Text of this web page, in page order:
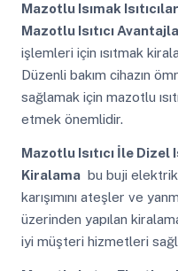
Mazotlu Isımak Isıtıcılar
Mazotlu Isıtıcı
işlemleri için ısıtmak
Düzenli bakım cihazın
sağlamak için mazotlu
etmek önemlidir.
Mazotlu Isıtıcı İle Dizel
Kiralamabu buji elektrik
karışımını ateşler ve
üzerinden yapılan
iyi müşteri hizmetleri